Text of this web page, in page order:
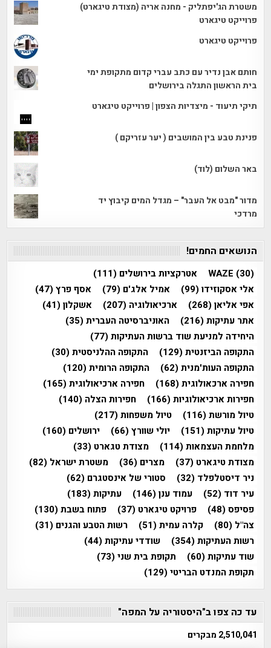
משטרת הג'יפתליק - מחנה אריה (מצודת טיגארט)
פרוייקט טיגארט
פרוייקט טיגארט
חותם אבן נדיר עם כתב עברי קדום מתקופת ימי
בית הראשון התגלה בירושלים
תיקי תיעוד - מיצדיות הצפון | פרוייקט טיגארט
פנינת טבע בין המושבים ( יער עזריקם )
באר השלום (לוד)
מדור "מבט אל העבר" – מגדל המים קיבוץ יד
מרדכי
הנושאים החמים!
WAZE (30) אטרקציות בירושלים (111)
אלי אסקוזידו(99) אמיל אלג'ם (79) אסף פרץ(47)
אפי אליאן(268) ארכיאולוגיה (207) אשקלון(41)
אתר עתיקות(216) האוניברסיטה העברית(35)
היחידה למניעת שוד ברשות העתיקות(77)
התקופה הביזנטית(129) התקופה ההלניסטית(30)
התקופה העות'מנית(62) התקופה הרומית(120)
חפירה ארכאולוגית(168) חפירה ארכיאולוגית(165)
חפירות ארכיאולוגיות(166) חפירות הצלה (140)
טיול מורשת(116) טיול משפחות(217)
טיול עתיקות(151) יולי שוורץ(66) ירושלים (160)
מלחמת העצמאות(114) מצודת טגארט (33)
מצודת טיגארט (37) מצרים (36) משטרת ישראל (82)
ניר דיסטלפלד (32) סטורי של אינסטגרם (62)
עיר דוד (52) עמוד ענן(146) עתיקות(183)
פסיפס(48) פרויקט טיגארט (37) פתוח בשבת(130)
צה"ל (80) קלרה עמית(51) רשות הטבע והגנים (31)
רשות העתיקות(354) שודדי עתיקות(44)
שוד עתיקות(60) תקופת בית שני(73)
תקופת המנדט הבריטי(129)
עד כה צפו ב"היסטוריה על המפה"
2,510,041 מבקרים